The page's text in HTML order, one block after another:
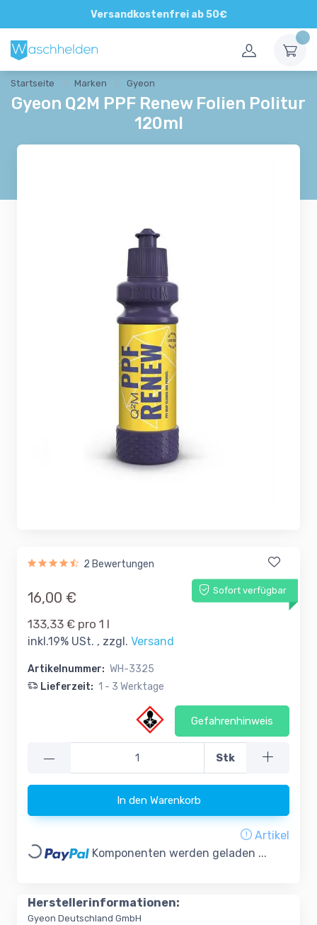
Versandkostenfrei ab 50€
Direkte und persönliche Beratung
Startseite Marken Gyeon
Gyeon Q2M PPF Renew Folien Politur
120ml
2 Bewertungen
Sofort verfügbar
16,00 €
133,33 € pro 1 l
inkl.19% USt. , zzgl. Versand
Artikelnummer: WH-3325
Lieferzeit: 1 - 3 Werktage
Gefahrenhinweis
— Stk
In den Warenkorb
Artikel
Loading... Komponenten werden geladen ...
Herstellerinformationen:
Gyeon Deutschland GmbH